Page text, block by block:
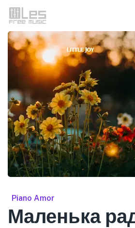
Piano Amor
Маленька